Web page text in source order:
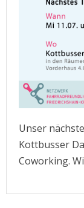
Unser
Kottbusser
Coworking.